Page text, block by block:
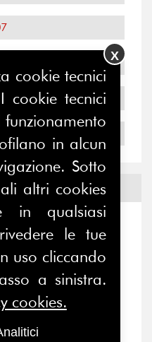
Eventi
Eventi
estiva,
cookie tecnici
cookie tecnici
funzionamento
in alcun
Sotto
altri cookies
in qualsiasi
le tue
uso cliccando
a sinistra.
cookies.
X